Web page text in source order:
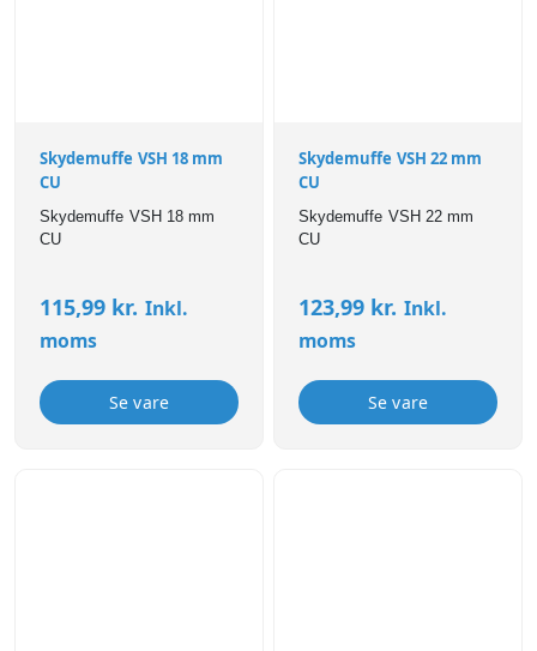
Skydemuffe VSH 18 mm
CU
Skydemuffe VSH 18 mm
CU
115,99 kr. Inkl.
moms
Se vare
Skydemuffe VSH 22 mm
CU
Skydemuffe VSH 22 mm
CU
123,99 kr. Inkl.
moms
Se vare